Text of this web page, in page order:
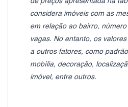
considera imóveis com as
em relação ao bairro,
vagas. No entanto, os
a outros fatores, como
mobília, decoração,
imóvel, entre outros.